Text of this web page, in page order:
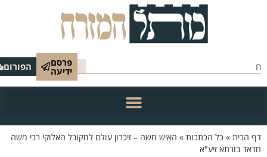
פרסם
ידיעה הפורום
הבית»כל הכתבות»האיש משה – זיכרון עולם למקובל האלוקי רבי משה
בורתא זיע"א